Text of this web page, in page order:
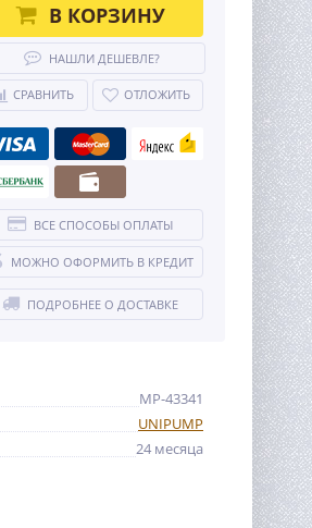
В КОРЗИНУ
НАШЛИ ДЕШЕВЛЕ?
СРАВНИТЬ ОТЛОЖИТЬ
ВСЕ СПОСОБЫ ОПЛАТЫ
МОЖНО ОФОРМИТЬ В КРЕДИТ
ПОДРОБНЕЕ О ДОСТАВКЕ
MP-43341
UNIPUMP
24 месяца